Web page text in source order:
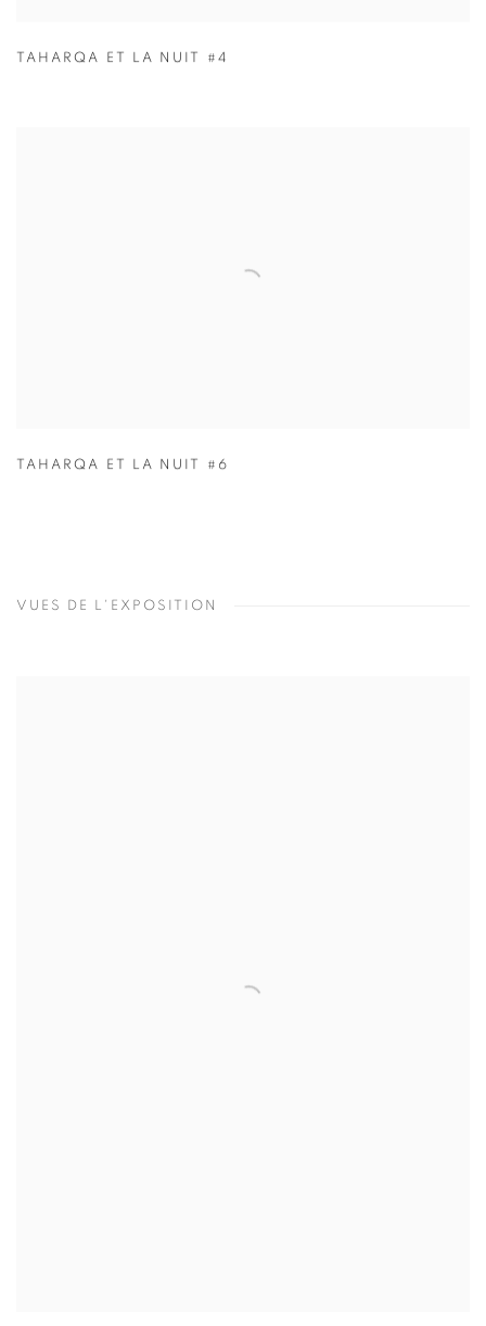
TAHARQA ET LA NUIT #4
TAHARQA ET LA NUIT #6
VUES DE L'EXPOSITION